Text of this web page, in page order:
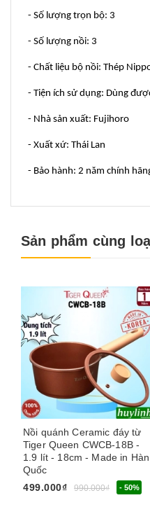
- Số lượng trọn bộ: 3
- Số lượng nồi: 3
- Chất liệu bộ nồi: Thép
- Tiện ích sử dụng: Dùng
- Nhà sản xuất: Fujihoro
- Xuất xứ: Thái Lan
- Bảo hành: 2 năm chính
Sản phẩm cùng
Nồi quánh Ceramic đáy từ
Tiger Queen CWCB-18B -
1.9 lít - 18cm - Made in Hàn
Quốc
499.000₫
990.000₫ - 50%